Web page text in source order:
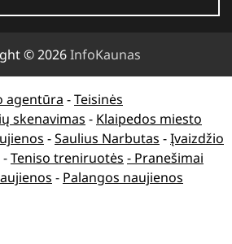
© 2026InfoKaunas
agentūra -Teisinės
skenavimas - Klaipedos miesto
-Saulius Narbutas -Įvaizdžio
-Teniso treniruotės - Pranešimai
- Palangos naujienos